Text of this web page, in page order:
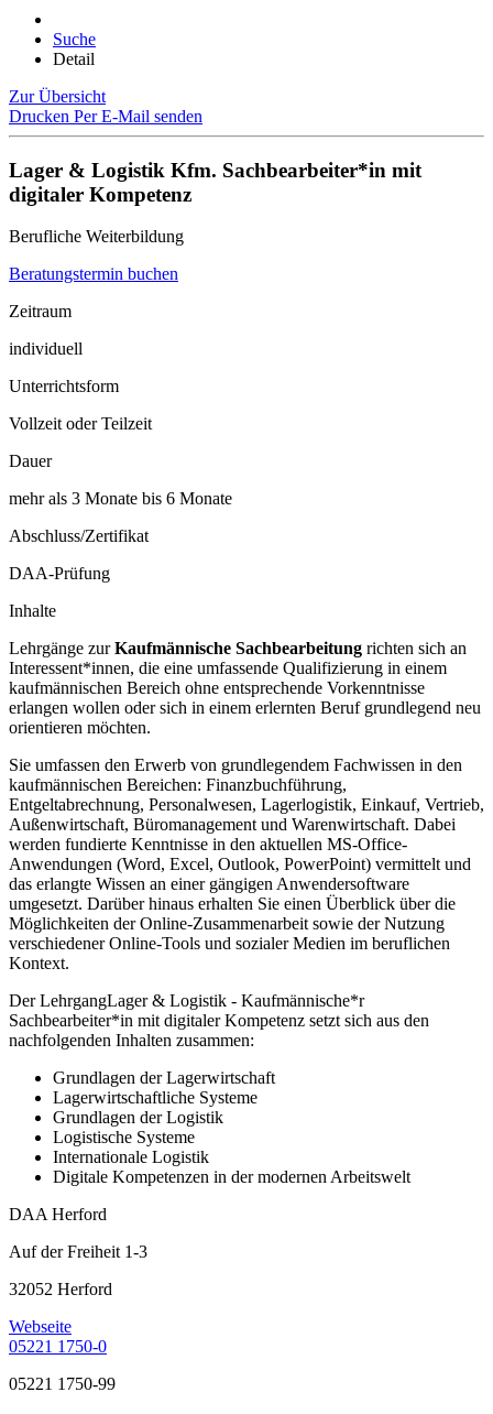
Suche
Detail
Zur Übersicht
Drucken Per E-Mail senden
Lager & Logistik Kfm. Sachbearbeiter*in mit
digitaler Kompetenz
Berufliche Weiterbildung
Beratungstermin buchen
Zeitraum
individuell
Unterrichtsform
Vollzeit oder Teilzeit
Dauer
mehr als 3 Monate bis 6 Monate
Abschluss/Zertifikat
DAA-Prüfung
Inhalte
Lehrgänge zurKaufmännische Sachbearbeitung richten sich an
Interessent*innen, die eine umfassende Qualifizierung in einem
kaufmännischen Bereich ohne entsprechende Vorkenntnisse
erlangen wollen oder sich in einem erlernten Beruf grundlegend neu
orientieren möchten.
Sie umfassen den Erwerb von grundlegendem Fachwissen in den
kaufmännischen Bereichen: Finanzbuchführung,
Entgeltabrechnung, Personalwesen, Lagerlogistik, Einkauf, Vertrieb,
Außenwirtschaft, Büromanagement und Warenwirtschaft. Dabei
werden fundierte Kenntnisse in den aktuellen MS-Office-
Anwendungen (Word, Excel, Outlook, PowerPoint) vermittelt und
das erlangte Wissen an einer gängigen Anwendersoftware
umgesetzt. Darüber hinaus erhalten Sie einen Überblick über die
Möglichkeiten der Online-Zusammenarbeit sowie der Nutzung
verschiedener Online-Tools und sozialer Medien im beruflichen
Kontext.
Der LehrgangLager & Logistik - Kaufmännische*r
Sachbearbeiter*in mit digitaler Kompetenz setzt sich aus den
nachfolgenden Inhalten zusammen:
Grundlagen der Lagerwirtschaft
Lagerwirtschaftliche Systeme
Grundlagen der Logistik
Logistische Systeme
Internationale Logistik
Digitale Kompetenzen in der modernen Arbeitswelt
DAA Herford
Auf der Freiheit 1-3
32052 Herford
Webseite
05221 1750-0
05221 1750-99